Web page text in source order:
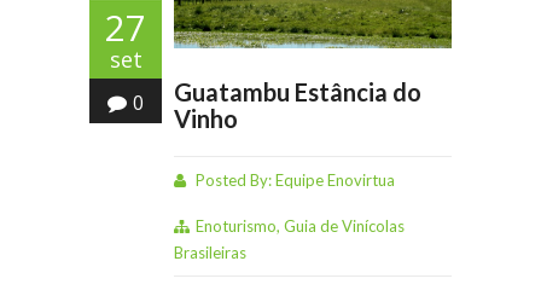
27
set
0
Guatambu Estância do
Vinho
Posted By:Equipe Enovirtua
Enoturismo, Guia de Vinícolas
Brasileiras